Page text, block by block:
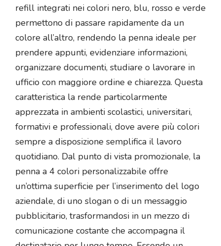
refill integrati nei colori nero, blu, rosso e verde
permettono di passare rapidamente da un
colore all’altro, rendendo la penna ideale per
prendere appunti, evidenziare informazioni,
organizzare documenti, studiare o lavorare in
ufficio con maggiore ordine e chiarezza. Questa
caratteristica la rende particolarmente
apprezzata in ambienti scolastici, universitari,
formativi e professionali, dove avere più colori
sempre a disposizione semplifica il lavoro
quotidiano. Dal punto di vista promozionale, la
penna a 4 colori personalizzabile offre
un’ottima superficie per l’inserimento del logo
aziendale, di uno slogan o di un messaggio
pubblicitario, trasformandosi in un mezzo di
comunicazione costante che accompagna il